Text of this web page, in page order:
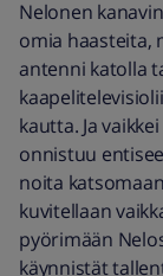
Nelonen
omia haasteita,
antenni katolla
kautta. Ja
onnistuu
noita
kuvitellaan
pyörimään
käynnistät